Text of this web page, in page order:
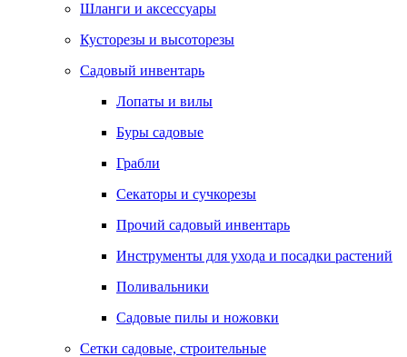
Шланги и аксессуары
Кусторезы и высоторезы
Садовый инвентарь
Лопаты и вилы
Буры садовые
Грабли
Секаторы и сучкорезы
Прочий садовый инвентарь
Инструменты для ухода и посадки растений
Поливальники
Садовые пилы и ножовки
Сетки садовые, строительные